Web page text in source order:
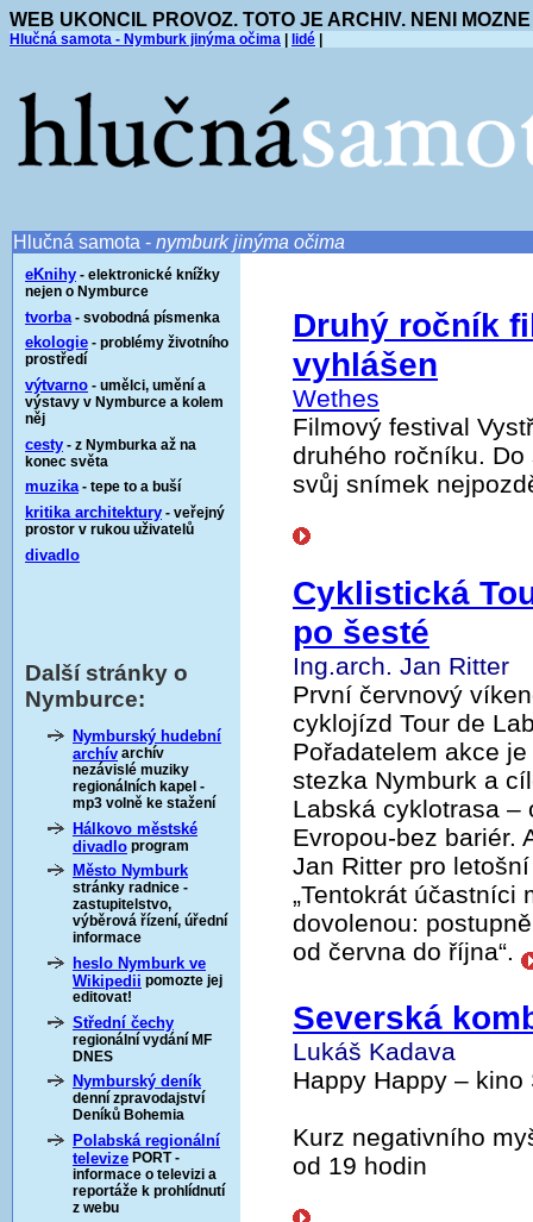
WEB UKONCIL PROVOZ. TOTO JE ARCHIV. NENI
Hlučná samota - Nymburk jinýma očima lidé
Hlučná samota - nymburk jinýma očima
eKnihy - elektronické knížky
nejen o Nymburce
tvorba - svobodná písmenka
ekologie - problémy životního
prostředí
výtvarno - umělci, umění a
výstavy v Nymburce a kolem
něj
cesty - z Nymburka až na
konec světa
muzika- tepe to a buší
kritika architektury - veřejný
prostor v rukou uživatelů
divadlo
Další stránky o
Nymburce:
Nymburský hudební
archív archív
nezávislé muziky
regionálních kapel -
mp3 volně ke stažení
Hálkovo městské
divadlo program
Město Nymburk
stránky radnice -
zastupitelstvo,
výběrová řízení, úřední
informace
heslo Nymburk ve
Wikipedii pomozte jej
editovat!
Střední čechy
regionální vydání MF
DNES
Nymburský deník
denní zpravodajství
Deníků Bohemia
Polabská regionální
televize PORT -
informace o televizi a
reportáže k prohlídnutí
z webu
Druhý ročník
vyhlášen
Wethes
Filmový festival
druhého ročníku.
svůj snímek
Cyklistická
po šesté
Ing.arch. Jan Ritter
První červnový
cyklojízd Tour de
Pořadatelem akce
stezka Nymburk a
Labská cyklotrasa –
Evropou-bez bariér.
Jan Ritter pro
„Tentokrát účastníci
dovolenou:
od června do října“.
Severská
Lukáš Kadava
Happy Happy –
Kurz negativního
od 19 hodin